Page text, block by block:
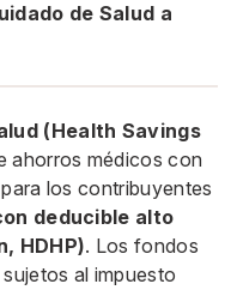
de Salud a
(Health Savings
ahorros médicos con
los contribuyentes
deducible alto
HDHP). Los fondos
al impuesto